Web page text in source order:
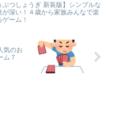
ぶつしょうぎ 新装版】シンプルな
が深い！４歳から家族みんなで楽
ゲーム！
気のお
ム７